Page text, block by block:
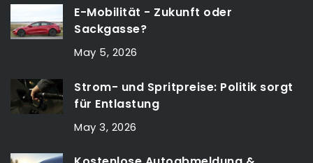
E-Mobilität - Zukunft oder
Sackgasse?
May 5, 2026
Strom- und Spritpreise: Politik sorgt
für Entlastung
May 3, 2026